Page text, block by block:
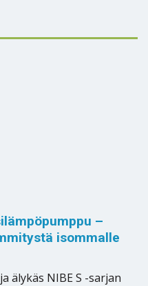
–
isommalle
älykäs NIBE S -sarjan